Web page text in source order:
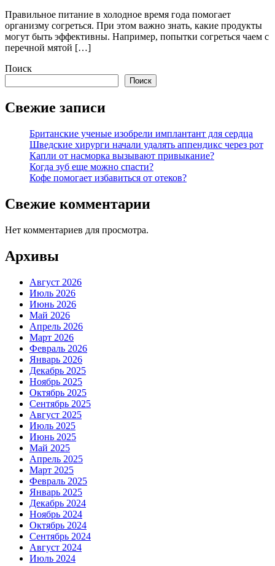
Правильное питание в холодное время года помогает
организму согреться. При этом важно знать, какие продукты
могут быть эффективны. Например, попытки согреться чаем с
перечной мятой […]
Поиск
Поиск
Свежие записи
Британские ученые изобрели имплантант для сердца
Шведские хирурги начали удалять аппендикс через рот
Капли от насморка вызывают привыкание?
Когда зуб еще можно спасти?
Кофе помогает избавиться от отеков?
Свежие комментарии
Нет комментариев для просмотра.
Архивы
Август 2026
Июль 2026
Июнь 2026
Май 2026
Апрель 2026
Март 2026
Февраль 2026
Январь 2026
Декабрь 2025
Ноябрь 2025
Октябрь 2025
Сентябрь 2025
Август 2025
Июль 2025
Июнь 2025
Май 2025
Апрель 2025
Март 2025
Февраль 2025
Январь 2025
Декабрь 2024
Ноябрь 2024
Октябрь 2024
Сентябрь 2024
Август 2024
Июль 2024